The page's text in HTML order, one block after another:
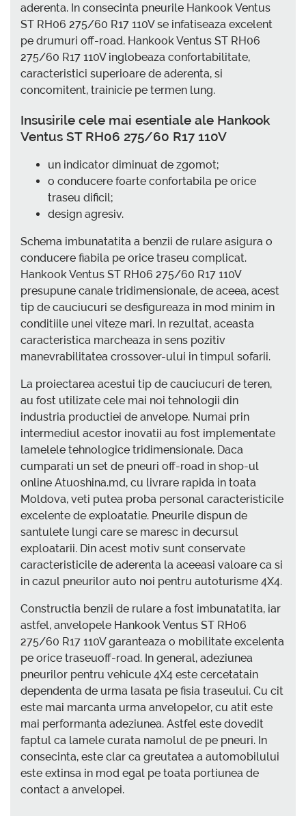
aderenta. In consecinta pneurile Hankook Ventus
ST RH06 275/60 R17 110V se infatiseaza excelent
pe drumuri off-road. Hankook Ventus ST RH06
275/60 R17 110V inglobeaza confortabilitate,
caracteristici superioare de aderenta, si
concomitent, trainicie pe termen lung.
Insusirile cele mai esentiale ale Hankook
Ventus ST RH06 275/60 R17 110V
un indicator diminuat de zgomot;
o conducere foarte confortabila pe orice
traseu dificil;
design agresiv.
Schema imbunatatita a benzii de rulare asigura o
conducere fiabila pe orice traseu complicat.
Hankook Ventus ST RH06 275/60 R17 110V
presupune canale tridimensionale, de aceea, acest
tip de cauciucuri se desfigureaza in mod minim in
conditiile unei viteze mari. In rezultat, aceasta
caracteristica marcheaza in sens pozitiv
manevrabilitatea crossover-ului in timpul sofarii.
La proiectarea acestui tip de cauciucuri de teren,
au fost utilizate cele mai noi tehnologii din
industria productiei de anvelope. Numai prin
intermediul acestor inovatii au fost implementate
lamelele tehnologice tridimensionale. Daca
cumparati un set de pneuri off-road in shop-ul
online Atuoshina.md, cu livrare rapida in toata
Moldova, veti putea proba personal caracteristicile
excelente de exploatatie. Pneurile dispun de
santulete lungi care se maresc in decursul
exploatarii. Din acest motiv sunt conservate
caracteristicile de aderenta la aceeasi valoare ca si
in cazul pneurilor auto noi pentru autoturisme 4X4.
Constructia benzii de rulare a fost imbunatatita, iar
astfel, anvelopele Hankook Ventus ST RH06
275/60 R17 110V garanteaza o mobilitate excelenta
pe orice traseuoff-road. In general, adeziunea
pneurilor pentru vehicule 4X4 este cercetatain
dependenta de urma lasata pe fisia traseului. Cu cit
este mai marcanta urma anvelopelor, cu atit este
mai performanta adeziunea. Astfel este dovedit
faptul ca lamele curata namolul de pe pneuri. In
consecinta, este clar ca greutatea a automobilului
este extinsa in mod egal pe toata portiunea de
contact a anvelopei.